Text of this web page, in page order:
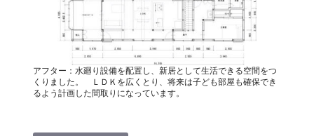
アフター：水廻り設備を配置し、新居として生活できる空間をつ
くりました。 ＬＤＫを広くとり、将来は子ども部屋も確保でき
るよう計画した間取りになっています。